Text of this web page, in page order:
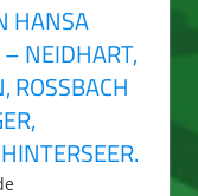
HANSA
NEIDHART,
–
S